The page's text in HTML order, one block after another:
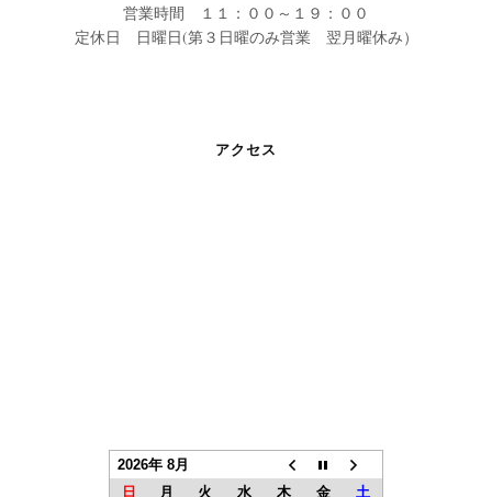
営業時間 １１：００～１９：００
定休日 日曜日(第３日曜のみ営業 翌月曜休み）
アクセス
2026年 8月
日
月 火 水 木 金 土